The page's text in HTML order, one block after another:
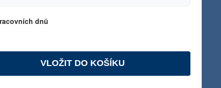
dnů
VLOŽIT DO KOŠÍKU